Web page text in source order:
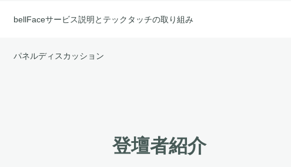
bellFaceサービス説明とテックタッチの取り組み
パネルディスカッション
登壇者紹介